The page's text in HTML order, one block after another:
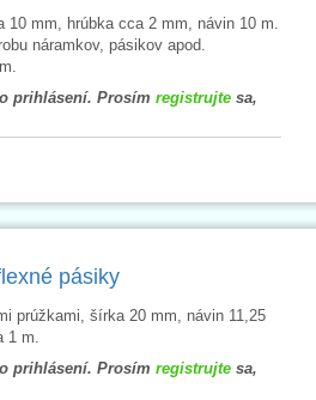
mm, hrúbka cca 2 mm, návin 10 m.
náramkov, pásikov apod.
prihlásení. Prosím registrujtesa,
pásiky
prúžkami, šírka 20 mm, návin 11,25
1 m.
prihlásení. Prosím registrujtesa,